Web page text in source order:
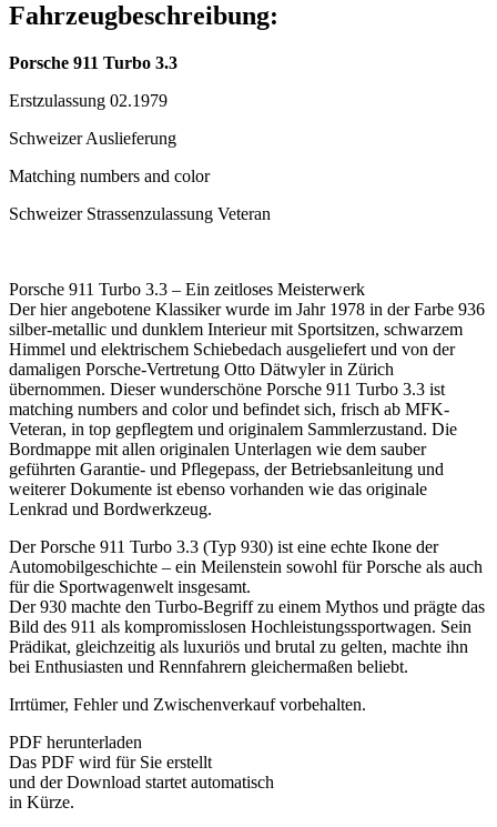
Fahrzeugbeschreibung:
Porsche 911 Turbo 3.3
Erstzulassung 02.1979
Schweizer Auslieferung
Matching numbers and color
Schweizer Strassenzulassung Veteran
Porsche 911 Turbo 3.3 – Ein zeitloses Meisterwerk
Der hier angebotene Klassiker wurde im Jahr 1978 in der Farbe 936
silber-metallic und dunklem Interieur mit Sportsitzen, schwarzem
Himmel und elektrischem Schiebedach ausgeliefert und von der
damaligen Porsche-Vertretung Otto Dätwyler in Zürich
übernommen. Dieser wunderschöne Porsche 911 Turbo 3.3 ist
matching numbers and color und befindet sich, frisch ab MFK-
Veteran, in top gepflegtem und originalem Sammlerzustand. Die
Bordmappe mit allen originalen Unterlagen wie dem sauber
geführten Garantie- und Pflegepass, der Betriebsanleitung und
weiterer Dokumente ist ebenso vorhanden wie das originale
Lenkrad und Bordwerkzeug.
Der Porsche 911 Turbo 3.3 (Typ 930) ist eine echte Ikone der
Automobilgeschichte – ein Meilenstein sowohl für Porsche als auch
für die Sportwagenwelt insgesamt.
Der 930 machte den Turbo-Begriff zu einem Mythos und prägte das
Bild des 911 als kompromisslosen Hochleistungssportwagen. Sein
Prädikat, gleichzeitig als luxuriös und brutal zu gelten, machte ihn
bei Enthusiasten und Rennfahrern gleichermaßen beliebt.
Irrtümer, Fehler und Zwischenverkauf vorbehalten.
PDF herunterladen
Das PDF wird für Sie erstellt
und der Download startet automatisch
in Kürze.